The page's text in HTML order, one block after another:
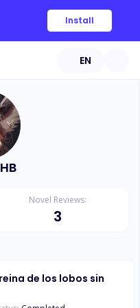
Install
EN
Novel Reviews:
3
de los lobos sin